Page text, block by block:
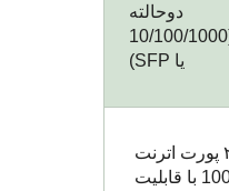
دوحالته
(10/100/1000
یا SFP)
۲۴ پورت اترنت
100/10 با قابلیت